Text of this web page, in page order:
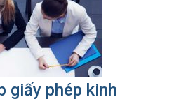
giấy phép kinh